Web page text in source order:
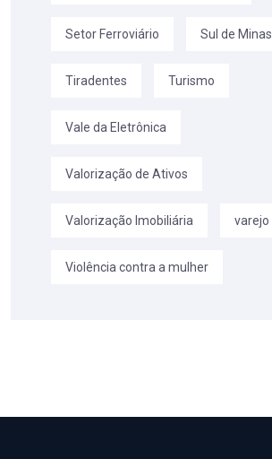
Setor Ferroviário Sul de Minas
Tiradentes Turismo
Vale da Eletrônica
Valorização de Ativos
Valorização Imobiliária varejo
Violência contra a mulher